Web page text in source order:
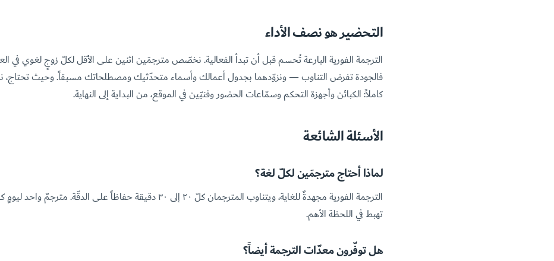
التحضير هو نصف الأداء
الترجمة الفورية البارعة تُحسم قبل أن تبدأ الفعالية. نخصّص مترجمَين اثنين على الأقل لكلّ زوجٍ لغوي في
فالجودة تفرض التناوب — ونزوّدهما بجدول أعمالك وأسماء متحدّثيك ومصطلحاتك مسبقاً. وحيث تحتاج،
كاملاً: الكبائن وأجهزة التحكم وسمّاعات الحضور وفنيّين في الموقع، من البداية إلى النهاية.
الأسئلة الشائعة
لماذا أحتاج مترجمَين لكلّ لغة؟
الترجمة الفورية مجهدةٌ للغاية، ويتناوب المترجمان كلّ ٢٠ إلى ٣٠ دقيقة حفاظاً على
تهبط في اللحظة الأهم.
هل توفّرون معدّات الترجمة أيضاً؟